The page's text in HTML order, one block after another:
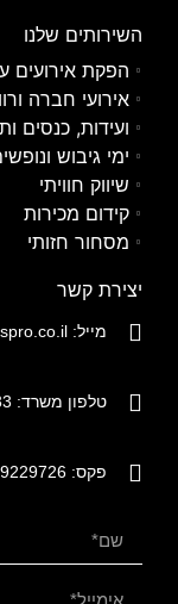
השירותים שלנו
הפקת אירועים
אירועי חברה
ועידות, כנסים
ימי גיבוש
שיווק חוויתי
קידום מכירות
מסחור חזותי
יצירת קשר
מייל: revital@rtspro.co.il
טלפון משרד: 050-3828833
פקס: 03-9229726